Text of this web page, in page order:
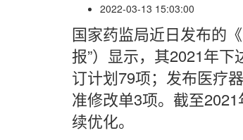
2022-03-13 15:03:00
国家药监局近日发布的
报”）显示，其2021年
订计划79项；发布医疗
准修改单3项。截至
续优化。